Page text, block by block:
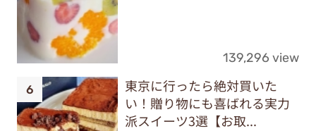
139,296 view
東京に行ったら絶対買いた
い！贈り物にも喜ばれる実力
派スイーツ3選【お取...